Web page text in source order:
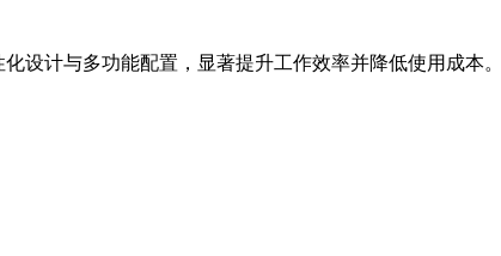
设计与多功能配置，显著提升工作效率并降低使用成本。